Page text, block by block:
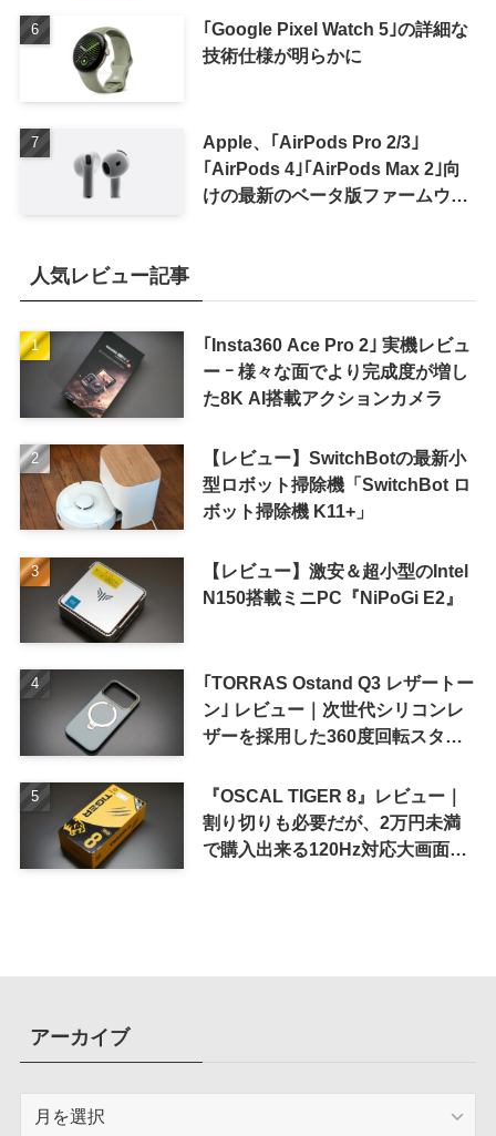
｢Google Pixel Watch 5｣の詳細な
技術仕様が明らかに
Apple、｢AirPods Pro 2/3｣
｢AirPods 4｣｢AirPods Max 2｣向
けの最新のベータ版ファームウェ
人気レビュー記事
｢Insta360 Ace Pro 2｣ 実機レビュ
ー ｰ 様々な面でより完成度が増し
た8K AI搭載アクションカメラ
【レビュー】SwitchBotの最新小
型ロボット掃除機「SwitchBot ロ
ボット掃除機 K11+」
【レビュー】激安＆超小型のIntel
N150搭載ミニPC『NiPoGi E2』
｢TORRAS Ostand Q3 レザートー
ン｣ レビュー｜次世代シリコンレ
ザーを採用した360度回転スタン
『OSCAL TIGER 8』レビュー｜
割り切りも必要だが、2万円未満
で購入出来る120Hz対応大画面ス
アーカイブ